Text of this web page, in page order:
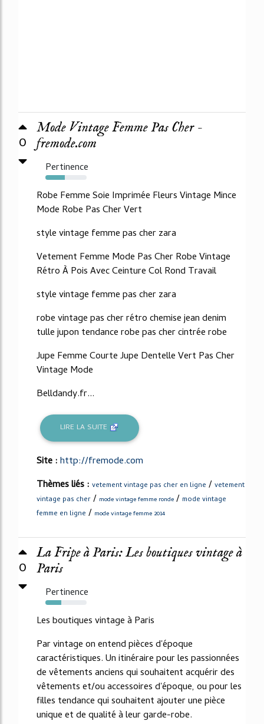
0
Mode Vintage Femme Pas Cher -
fremode.com
Pertinence
47%
Robe Femme Soie Imprimée Fleurs Vintage Mince
Mode Robe Pas Cher Vert
style vintage femme pas cher zara
Vetement Femme Mode Pas Cher Robe Vintage
Rétro À Pois Avec Ceinture Col Rond Travail
style vintage femme pas cher zara
robe vintage pas cher rétro chemise jean denim
tulle jupon tendance robe pas cher cintrée robe
Jupe Femme Courte Jupe Dentelle Vert Pas Cher
Vintage Mode
Belldandy.fr...
LIRE LA SUITE
Site :http://fremode.com
Thèmes liés : vetement vintage pas cher en ligne / vetement
vintage pas cher / mode vintage femme ronde / mode vintage
femme en ligne / mode vintage femme 2014
0
La Fripe à Paris: Les boutiques vintage à
Paris
Pertinence
39%
Les boutiques vintage à Paris
Par vintage on entend pièces d'époque
caractéristiques. Un itinéraire pour les passionnées
de vêtements anciens qui souhaitent acquérir des
vêtements et/ou accessoires d'époque, ou pour les
filles tendance qui souhaitent ajouter une pièce
unique et de qualité à leur garde-robe.